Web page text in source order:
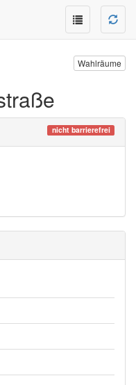
Wahlräume
nicht barrierefrei